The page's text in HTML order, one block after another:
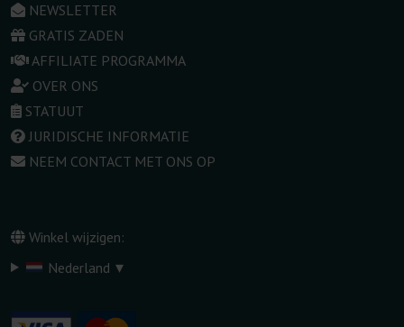
NEWSLETTER
GRATIS ZADEN
AFFILIATE PROGRAMMA
OVER ONS
STATUUT
JURIDISCHE INFORMATIE
NEEM CONTACT MET ONS OP
Winkel wijzigen:
Nederland ▾